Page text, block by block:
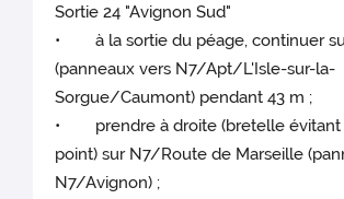
Sortie 24 "Avignon Sud"
• à la sortie du péage, continuer
(panneaux vers N7/Apt/L'Isle-sur-la-
Sorgue/Caumont) pendant 43 m ;
• prendre à droite (bretelle évitant
point) sur N7/Route de Marseille
N7/Avignon) ;